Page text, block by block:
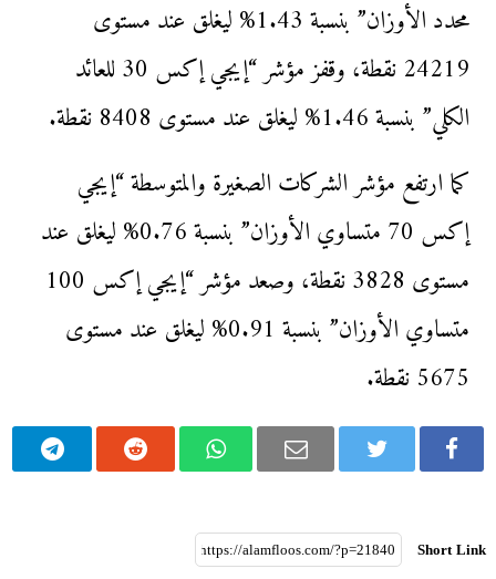
محدد الأوزان” بنسبة 1.43% ليغلق عند مستوى
24219 نقطة، وقفز مؤشر “إيجي إكس 30 للعائد
الكلي” بنسبة 1.46% ليغلق عند مستوى 8408 نقطة.
كما ارتفع مؤشر الشركات الصغيرة والمتوسطة “إيجي
إكس 70 متساوي الأوزان” بنسبة 0.76% ليغلق عند
مستوى 3828 نقطة، وصعد مؤشر “إيجي إكس 100
متساوي الأوزان” بنسبة 0.91% ليغلق عند مستوى
5675 نقطة.
Short Link